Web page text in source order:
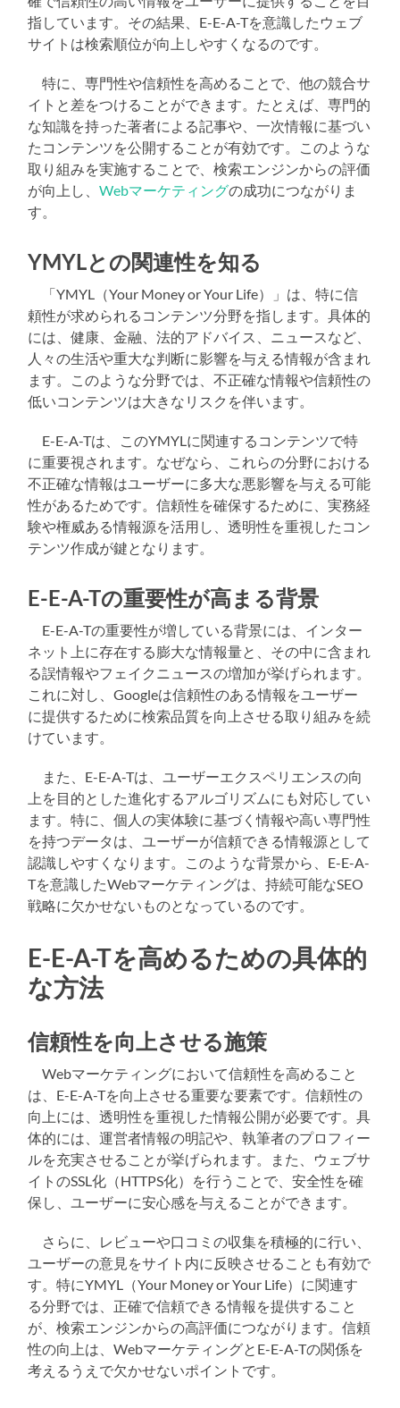
指しています。その結果、E-E-A-Tを意識したウェブ
サイトは検索順位が向上しやすくなるのです。
特に、専門性や信頼性を高めることで、他の競合サ
イトと差をつけることができます。たとえば、専門的
な知識を持った著者による記事や、一次情報に基づい
たコンテンツを公開することが有効です。このような
取り組みを実施することで、検索エンジンからの評価
が向上し、Webマーケティングの成功につながりま
す。
YMYLとの関連性を知る
「YMYL（Your Money or Your Life）」は、特に信
頼性が求められるコンテンツ分野を指します。具体的
には、健康、金融、法的アドバイス、ニュースなど、
人々の生活や重大な判断に影響を与える情報が含まれ
ます。このような分野では、不正確な情報や信頼性の
低いコンテンツは大きなリスクを伴います。
E-E-A-Tは、このYMYLに関連するコンテンツで特
に重要視されます。なぜなら、これらの分野における
不正確な情報はユーザーに多大な悪影響を与える可能
性があるためです。信頼性を確保するために、実務経
験や権威ある情報源を活用し、透明性を重視したコン
テンツ作成が鍵となります。
E-E-A-Tの重要性が高まる背景
E-E-A-Tの重要性が増している背景には、インター
ネット上に存在する膨大な情報量と、その中に含まれ
る誤情報やフェイクニュースの増加が挙げられます。
これに対し、Googleは信頼性のある情報をユーザー
に提供するために検索品質を向上させる取り組みを続
けています。
また、E-E-A-Tは、ユーザーエクスペリエンスの向
上を目的とした進化するアルゴリズムにも対応してい
ます。特に、個人の実体験に基づく情報や高い専門性
を持つデータは、ユーザーが信頼できる情報源として
認識しやすくなります。このような背景から、E-E-A-
Tを意識したWebマーケティングは、持続可能なSEO
戦略に欠かせないものとなっているのです。
E-E-A-Tを高めるための具体的
な方法
信頼性を向上させる施策
Webマーケティングにおいて信頼性を高めること
は、E-E-A-Tを向上させる重要な要素です。信頼性の
向上には、透明性を重視した情報公開が必要です。具
体的には、運営者情報の明記や、執筆者のプロフィー
ルを充実させることが挙げられます。また、ウェブサ
イトのSSL化（HTTPS化）を行うことで、安全性を確
保し、ユーザーに安心感を与えることができます。
さらに、レビューや口コミの収集を積極的に行い、
ユーザーの意見をサイト内に反映させることも有効で
す。特にYMYL（Your Money or Your Life）に関連す
る分野では、正確で信頼できる情報を提供すること
が、検索エンジンからの高評価につながります。信頼
性の向上は、WebマーケティングとE-E-A-Tの関係を
考えるうえで欠かせないポイントです。